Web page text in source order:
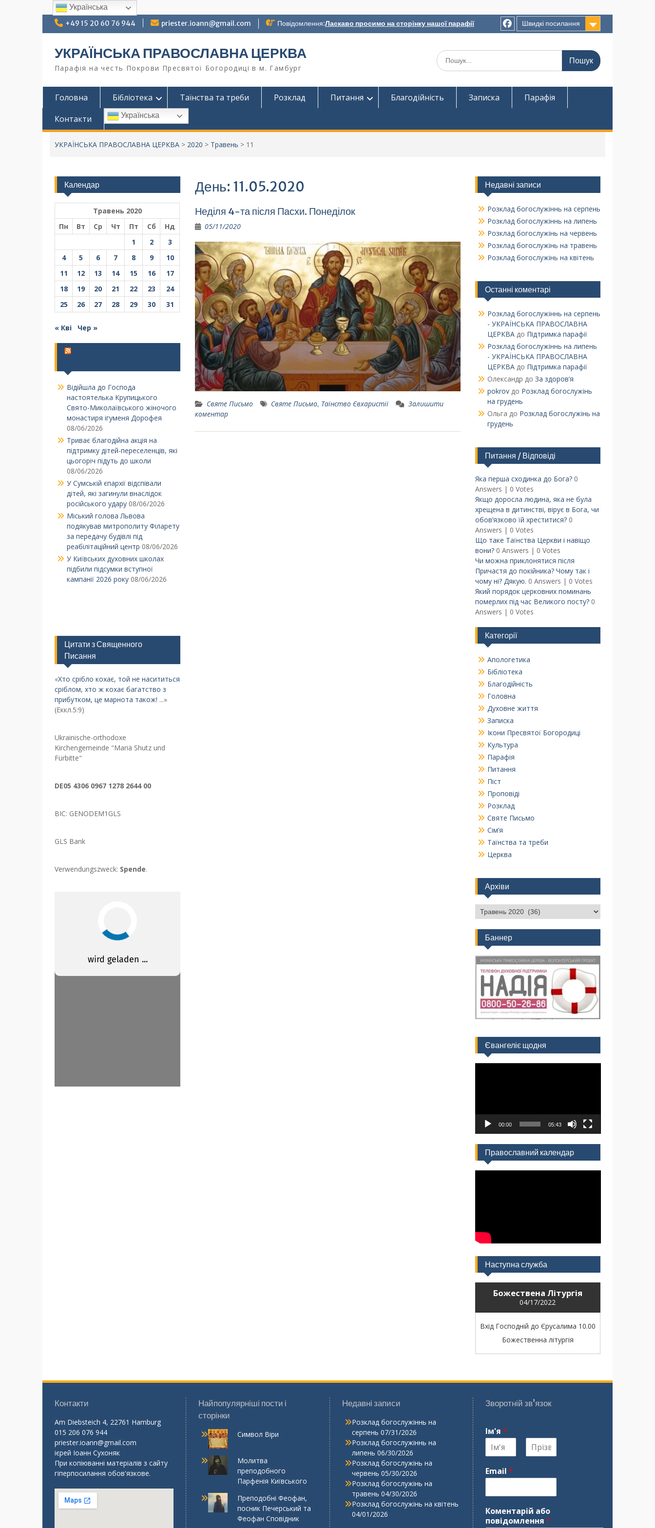
+49 15 20 60 76 944 priester.ioann@gmail.com Повідомлення:Ласкаво просимо на сторінку нашої парафії Швидкі посилання
УКРАЇНСЬКА ПРАВОСЛАВНА ЦЕРКВА
Парафія на честь Покрови Пресвятої Богородиці в м. Гамбург
Головна Бібліотека Таїнства та треби Розклад Питання Благодійність Записка
Парафія
Контакти
Українська
УКРАЇНСЬКА ПРАВОСЛАВНА ЦЕРКВА > 2020 > Травень > 11
День: 11.05.2020
Неділя 4-та після Пасхи. Понеділок
05/11/2020
Святе Письмо Святе Письмо, Таїнство Євхаристії
Залишити
коментар
Недавні записи
Розклад богослужіннь на серпень
Розклад богослужіннь на липень
Розклад богослужінь на червень
Розклад богослужінь на травень
Розклад богослужінь на квітень
Останні коментарі
Розклад богослужіннь на серпень
- УКРАЇНСЬКА ПРАВОСЛАВНА
ЦЕРКВАдо Підтримка парафії
Розклад богослужіннь на липень
- УКРАЇНСЬКА ПРАВОСЛАВНА
ЦЕРКВАдо Підтримка парафії
Олександр до За здоров’я
pokrovдо Розклад богослужінь
на грудень
Ольга до Розклад богослужінь на
грудень
Питання / Відповіді
Яка перша сходинка до Бога? 0
Answers | 0 Votes
Якщо доросла людина, яка не була
хрещена в дитинстві, вірує в Бога, чи
обов’язково їй хреститися? 0
Answers | 0 Votes
Що таке Таїнства Церкви і навіщо
вони? 0 Answers | 0 Votes
Чи можна приклонятися після
Причастя до покійника? Чому так і
чому ні? Дякую. 0 Answers | 0 Votes
Який порядок церковних поминань
померлих під час Великого посту? 0
Answers | 0 Votes
Категорії
Апологетика
Бібліотека
Благодійність
Головна
Духовне життя
Записка
Ікони Пресвятої Богородиці
Культура
Парафія
Питання
Піст
Проповіді
Розклад
Святе Письмо
Сім’я
Таїнства та треби
Церква
Архіви
Баннер
Євангеліє щодня
00:00 05:43
Православний календар
Наступна служба
Божествена Літургія
04/17/2022
Вхід Господній до Єрусалима 10.00
Божественна літургія
Календар
Травень 2020
Пн
Вт Ср Чт Пт Сб
Нд
1
2
3
4
5 6 7 8 9
10
11
12 13 14 15 16
17
18
19 20 21 22 23
24
25
26 27 28 29 30 31
« Кві Чер »
Відійшла до Господа
настоятелька Крупицького
Свято-Миколаївського жіночого
монастиря ігуменя Дорофея
08/06/2026
Триває благодійна акція на
підтримку дітей-переселенців, які
цьогоріч підуть до школи
08/06/2026
У Сумській єпархії відспівали
дітей, які загинули внаслідок
російського удару 08/06/2026
Міський голова Львова
подякував митрополиту Філарету
за передачу будівлі під
реабілітаційний центр 08/06/2026
У Київських духовних школах
підбили підсумки вступної
кампанії 2026 року 08/06/2026
Цитати з Священного
Писання
«Хто срібло кохає, той не насититься
сріблом, хто ж кохає багатство з
прибутком, це марнота також! ...»
(Еккл.5:9)
Ukrainische-orthodoxe
Kirchengemeinde "Mariä Shutz und
Fürbitte"
DE05 4306 0967 1278 2644 00
BIC: GENODEM1GLS
GLS Bank
Verwendungszweck: Spende.
Контакти
Am Diebsteich 4, 22761 Hamburg
015 206 076 944
priester.ioann@gmail.com
ієрей Іоанн Сухоняк
При копіюванні матеріалів з сайту
гіперпосилання обов'язкове.
Найпопулярніші пости і
сторінки
Символ Віри
Молитва
преподобного
Парфенія Київського
Преподобні Феофан,
посник Печерський та
Феофан Сповідник
Недавні записи
Розклад богослужіннь на
серпень 07/31/2026
Розклад богослужіннь на
липень 06/30/2026
Розклад богослужінь на
червень 05/30/2026
Розклад богослужінь на
травень 04/30/2026
Розклад богослужінь на квітень
04/01/2026
Зворотній зв’язок
Ім'я *
м
'
и
щ
е
Email *
Коментарій або
повідомлення *
Українська